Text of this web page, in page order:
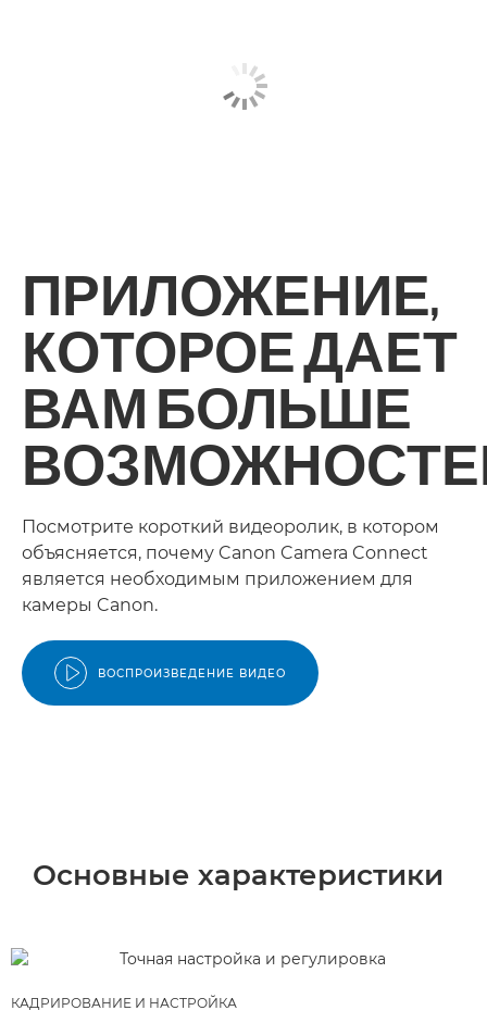
ПРИЛОЖЕНИЕ,
КОТОРОЕ ДАЕТ
ВАМ БОЛЬШЕ
Посмотрите короткий видеоролик, в котором
объясняется, почему Canon Camera Connect
является необходимым приложением для
камеры Canon.
ВОСПРОИЗВЕДЕНИЕ ВИДЕО
Основные характеристики
КАДРИРОВАНИЕ И НАСТРОЙКА